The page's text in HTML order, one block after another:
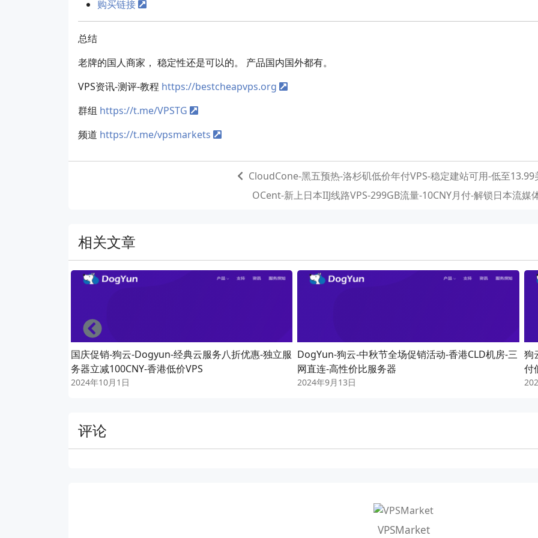
购买链接
总结
老牌的国人商家， 稳定性还是可以的。 产品国内国外都有。
VPS资讯-测评-教程 https://bestcheapvps.org
群组 https://t.me/VPSTG
频道 https://t.me/vpsmarkets
CloudCone-黑五预热-洛杉矶低价年付VPS-稳定建站可用-低至13.99
OCent-新上日本IIJ线路VPS-299GB流量-10CNY月付-解锁日本流媒
相关文章
国庆促销-狗云-Dogyun-经典云服务八折优惠-独立服
务器立减100CNY-香港低价VPS
2024年10月1日
DogYun-狗云-中秋节全场促销活动-香港CLD机房-三
网直连-高性价比服务器
2024年9月13日
狗
付
Left
评论
VPSMarket